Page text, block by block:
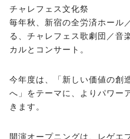
チャレフェス文化祭
毎年秋、新宿の全労済ホール
る、チャレフェス歌劇団／音
カルとコンサート。
今年度は、「新しい価値の創
へ」をテーマに、よりパワー
きます。
開演オープニングは、レゲエ